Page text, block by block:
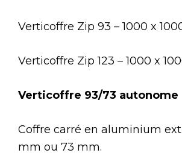
Verticoffre Zip 93 – 1000 x
Verticoffre Zip 123 – 1000 x
Verticoffre 93/73 autonome
Coffre carré en aluminium
mm ou 73 mm.